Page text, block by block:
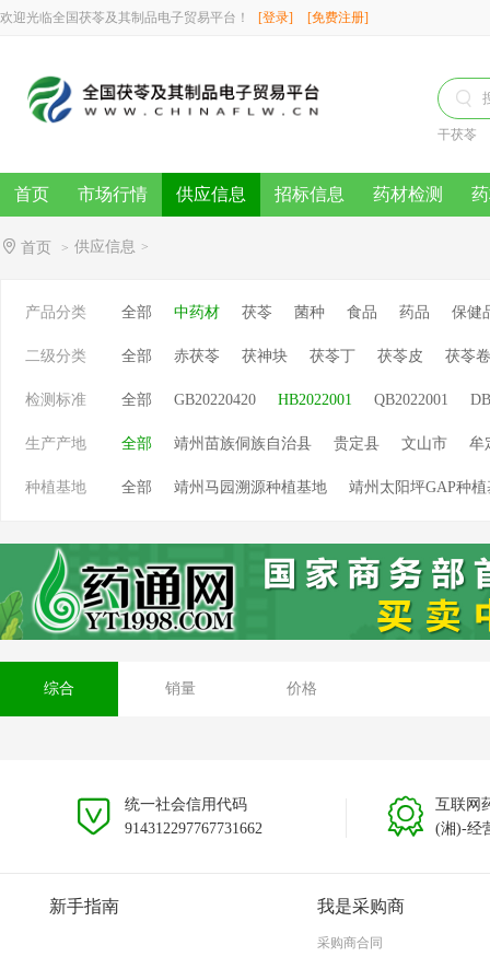
欢迎光临全国茯苓及其制品电子贸易平台！ [登录] [免费注册]

干茯苓
首页 市场行情 供应信息 招标信息 药材检测
首页 > 供应信息 >
产品分类 全部 中药材 茯苓 菌种 食品 药品 保健
二级分类 全部 赤茯苓 茯神块 茯苓丁 茯苓皮 茯苓卷
检测标准 全部 GB20220420 HB2022001 QB2022001
生产产地 全部 靖州苗族侗族自治县 贵定县 文山市 牟
种植基地 全部 靖州马园溯源种植基地
靖州太阳坪GAP种植
贵州黎平种植基地 云南文
综合 销量 价格
统一社会信用代码
914312297767731662
互联网
(湘)-经
新手指南 我是采购商
采购商合同